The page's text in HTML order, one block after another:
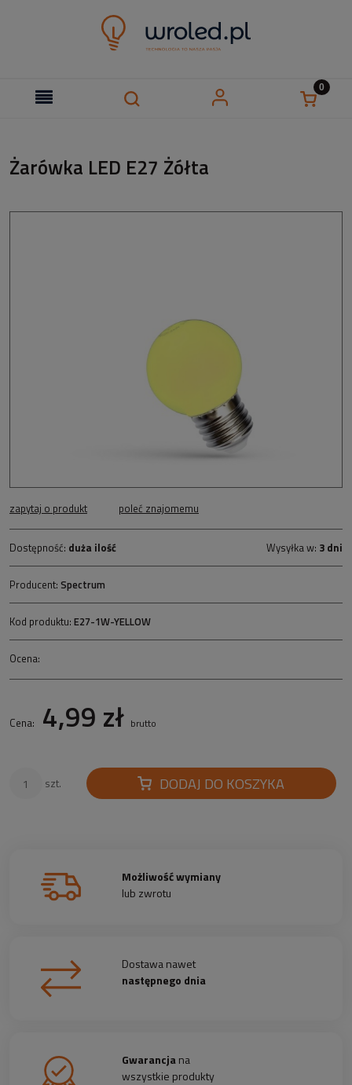
Żarówka LED E27 Żółta
zapytaj o produkt poleć znajomemu
Dostępność: duża ilość Wysyłka w: 3 dni
Producent: Spectrum
Kod produktu: E27-1W-YELLOW
Ocena:
Cena: 4,99 zł brutto
szt. DODAJ DO KOSZYKA
Możliwość wymiany
lub zwrotu
Dostawa nawet
następnego dnia
Gwarancjana
wszystkie produkty